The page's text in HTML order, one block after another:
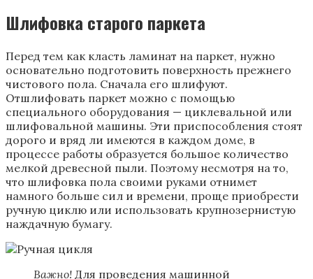
Шлифовка старого паркета
Перед тем как класть ламинат на паркет, нужно
основательно подготовить поверхность прежнего
чистового пола. Сначала его шлифуют.
Отшлифовать паркет можно с помощью
специального оборудования — циклевальной или
шлифовальной машины. Эти приспособления стоят
дорого и вряд ли имеются в каждом доме, в
процессе работы образуется большое количество
мелкой древесной пыли. Поэтому несмотря на то,
что шлифовка пола своими руками отнимет
намного больше сил и времени, проще приобрести
ручную циклю или использовать крупнозернистую
наждачную бумагу.
Важно! Для проведения машинной